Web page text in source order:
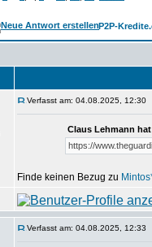
P2P-
Verfasst am: 04.08.2025, 12:30
Claus Lehmann
https://
Finde keinen Bezug zu
Verfasst am: 04.08.2025, 12:33